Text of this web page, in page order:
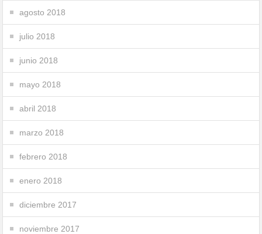
agosto 2018
julio 2018
junio 2018
mayo 2018
abril 2018
marzo 2018
febrero 2018
enero 2018
diciembre 2017
noviembre 2017